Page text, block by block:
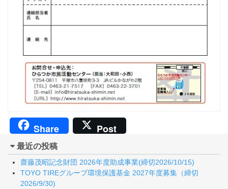
Share Post
最近の投稿
齋藤茂昭記念財団 2026年度助成事業(締切2026/10/15)
TOYO TIREグループ環境保護基金 2027年度募集（締切
2026/9/30)